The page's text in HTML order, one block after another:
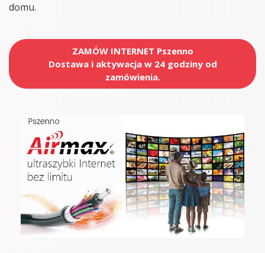
domu.
ZAMÓW INTERNET Pszenno
Dostawa i aktywacja w 24 godziny od
zamówienia.